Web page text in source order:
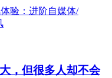
，但很多人却不会